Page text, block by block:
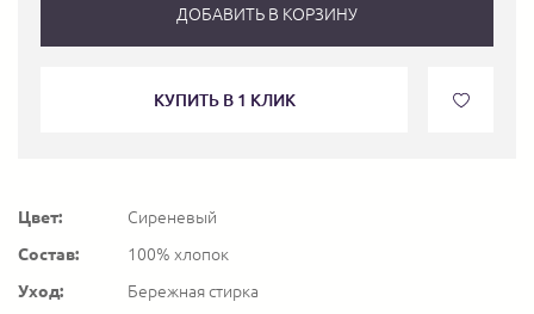
ДОБАВИТЬ В КОРЗИНУ
КУПИТЬ В 1 КЛИК
Цвет:
Сиреневый
Состав:
100% хлопок
Уход:
Бережная стирка